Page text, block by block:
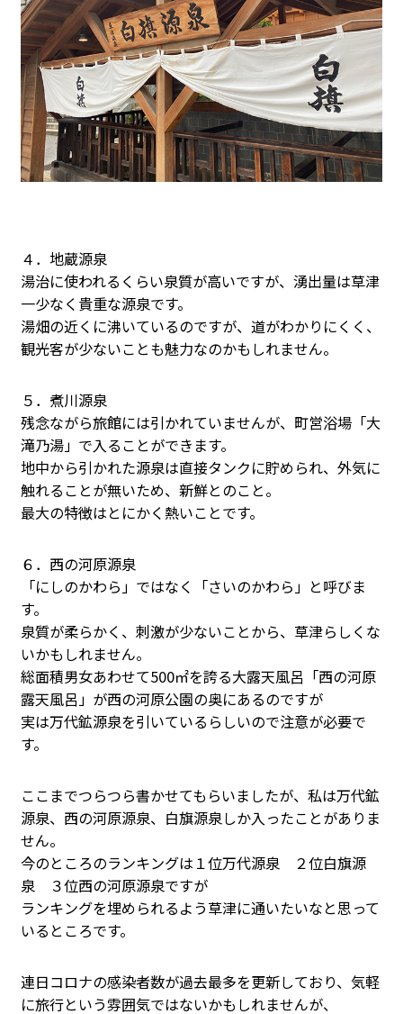
４．地蔵源泉
湯治に使われるくらい泉質が高いですが、湧出量は草津
一少なく貴重な源泉です。
湯畑の近くに沸いているのですが、道がわかりにくく、
観光客が少ないことも魅力なのかもしれません。
５．煮川源泉
残念ながら旅館には引かれていませんが、町営浴場「大
滝乃湯」で入ることができます。
地中から引かれた源泉は直接タンクに貯められ、外気に
触れることが無いため、新鮮とのこと。
最大の特徴はとにかく熱いことです。
６．西の河原源泉
「にしのかわら」ではなく「さいのかわら」と呼びま
す。
泉質が柔らかく、刺激が少ないことから、草津らしくな
いかもしれません。
総面積男女あわせて500㎡を誇る大露天風呂「西の河原
露天風呂」が西の河原公園の奥にあるのですが
実は万代鉱源泉を引いているらしいので注意が必要で
す。
ここまでつらつら書かせてもらいましたが、私は万代鉱
源泉、西の河原源泉、白旗源泉しか入ったことがありま
せん。
今のところのランキングは１位万代源泉 ２位白旗源
泉 ３位西の河原源泉ですが
ランキングを埋められるよう草津に通いたいなと思って
いるところです。
連日コロナの感染者数が過去最多を更新しており、気軽
に旅行という雰囲気ではないかもしれませんが、